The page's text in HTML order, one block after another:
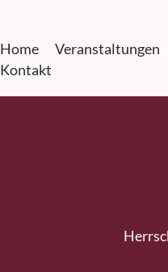
Home Veranstaltungen
Kontakt